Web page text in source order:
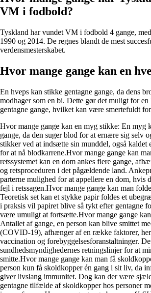
VM i fodbold?
Tyskland har vundet VM i fodbold 4 gange,
1990 og 2014. De regnes blandt de mest
verdensmesterskabet.
Hvor mange gange kan en
En hveps kan stikke gentagne gange, da dens
modhager som en bi. Dette gør det muligt for en
gentagne gange, hvilket kan være smertefuldt
Hvor mange gange kan en myg stikke: En myg
gange, da den suger blod for at ernære sig selv
stikker ved at indsætte sin munddel, også kaldet
for at nå blodkarrene.Hvor mange gange kan
retssystemet kan en dom ankes flere gange,
og retsproceduren i det pågældende land.
parterne mulighed for at appellere en dom, hvis
fejl i retssagen.Hvor mange gange kan man
Teoretisk set kan et stykke papir foldes et
i praksis vil papiret blive så tykt efter gentagne
være umuligt at fortsætte.Hvor mange gange
Antallet af gange, en person kan blive smittet
(COVID-19), afhænger af en række faktorer,
vaccination og forebyggelsesforanstaltninger.
sundhedsmyndighedernes retningslinjer for at
smitte.Hvor mange gange kan man få
person kun få skoldkopper én gang i sit liv, da
giver livslang immunitet. Dog kan der være
gentagne tilfælde af skoldkopper hos personer